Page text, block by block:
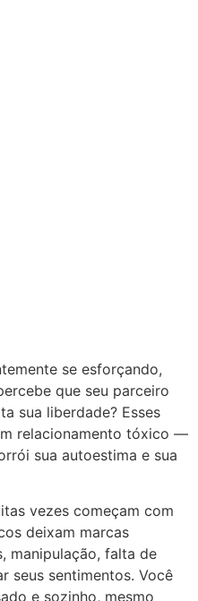
se esforçando,
que seu parceiro
sua liberdade? Esses
relacionamento tóxico —
sua autoestima e sua
vezes começam com
deixam marcas
manipulação, falta de
seus sentimentos. Você
e sozinho, mesmo